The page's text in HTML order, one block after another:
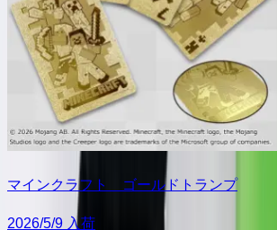
マインクラフト ゴールドトランプ
2026/5/9 入荷